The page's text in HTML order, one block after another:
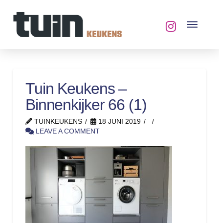
Tuin Keukens –
Binnenkijker 66 (1)
TUINKEUKENS
18 JUNI 2019
LEAVE A COMMENT